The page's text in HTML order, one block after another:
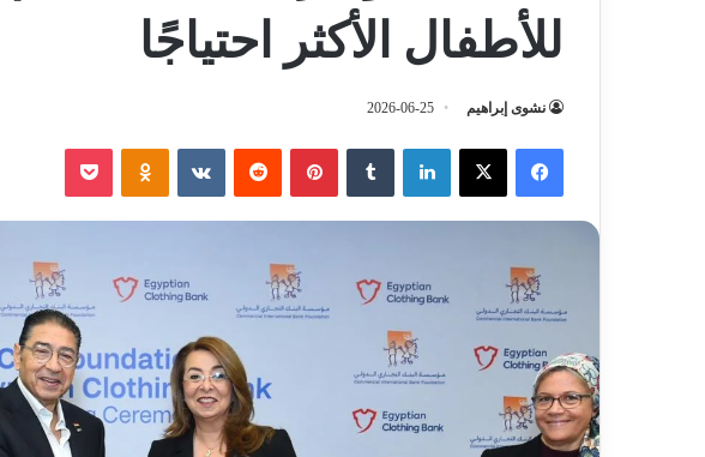
للأطفال الأكثر احتياجًا
نشوى إبراهيم 2026-06-25
فيسبوك ‫X لينكدإن بينتيريست